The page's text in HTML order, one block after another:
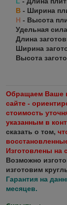
B - Ширина
H - Высота
Удельная
Длина
Ширина
Высота
Обращаем Ваше
сайте -
стоимость
указанным в
сказать о том,
Изготовлены на
Возможно
изготовим
Гарантия на
месяцев.